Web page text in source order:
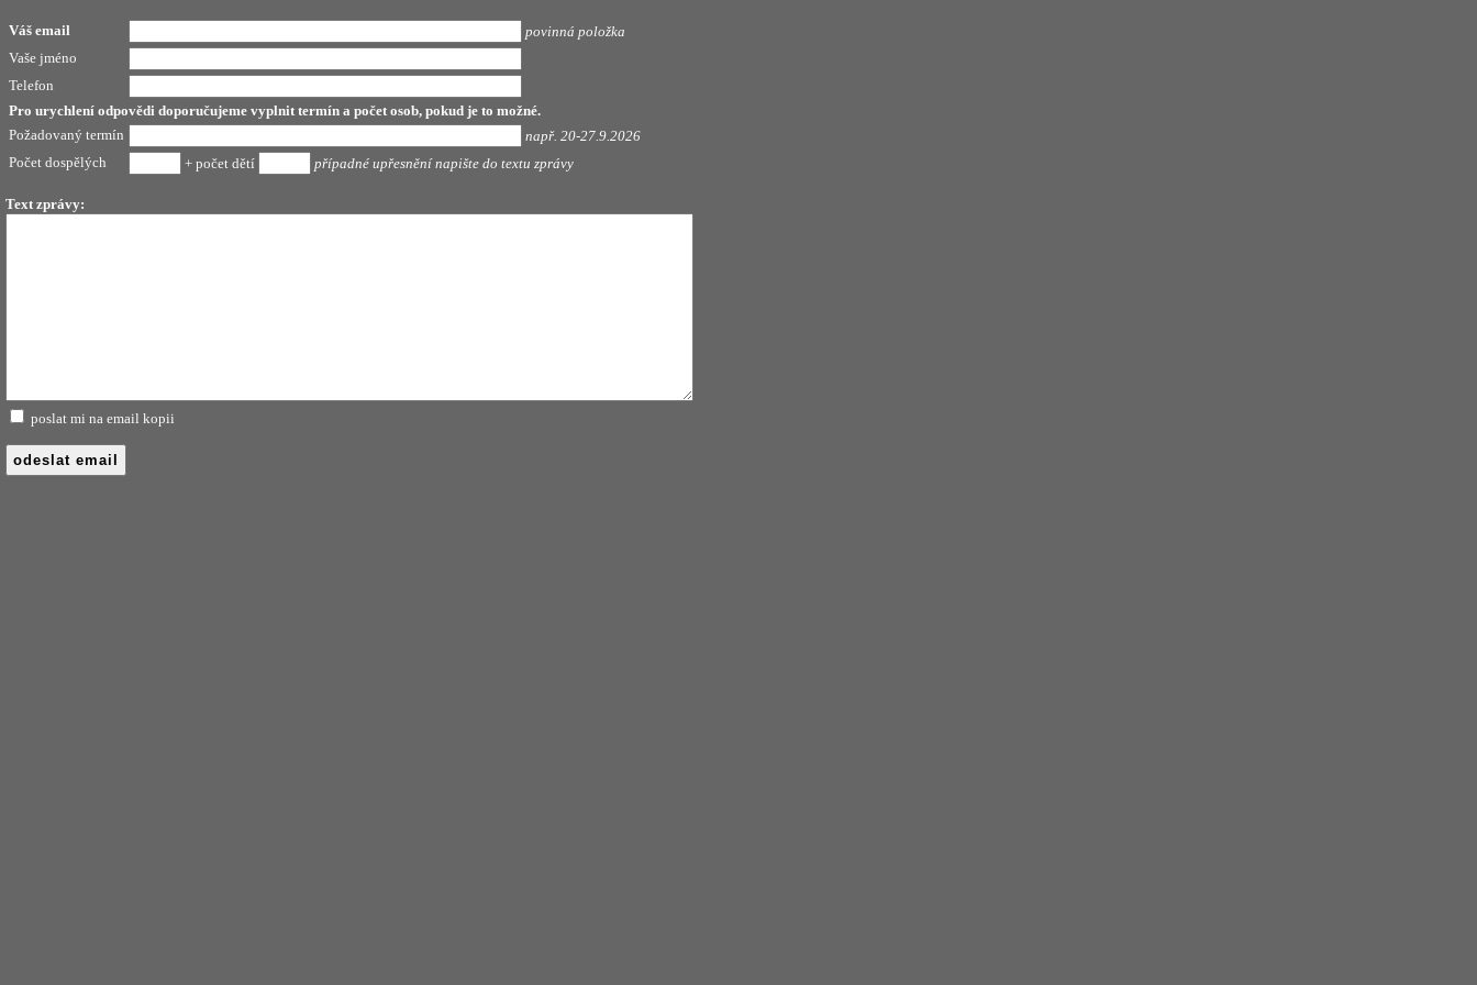
Váš email
povinná položka
Vaše jméno
Telefon
Pro urychlení odpovědi doporučujeme vyplnit termín a počet osob, pokud je to možné.
Požadovaný termín
např. 20-27.9.2026
Počet dospělých
+ počet dětí případné upřesnění napište do textu zprávy
Text zprávy:
poslat mi na email kopii